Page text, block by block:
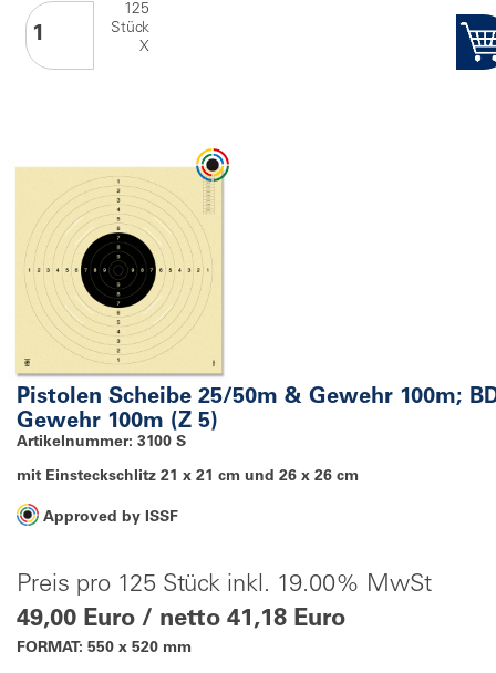
125
Stück
X
Pistolen Scheibe 25/50m & Gewehr 100m;
Gewehr 100m (Z 5)
Artikelnummer: 3100 S
mit Einsteckschlitz 21 x 21 cm und 26 x 26 cm
Approved by ISSF
Preis pro 125 Stück inkl. 19.00% MwSt
49,00 Euro / netto 41,18 Euro
FORMAT: 550 x 520 mm